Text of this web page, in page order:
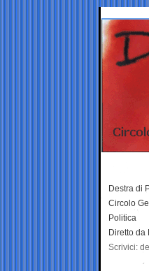
Destra di
Circolo
Politica
Diretto da
Scrivici: